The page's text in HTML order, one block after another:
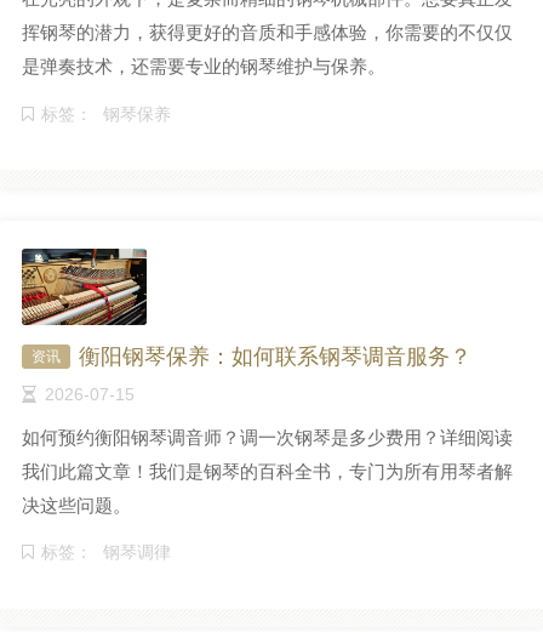
挥钢琴的潜力，获得更好的音质和手感体验，你需要的不仅仅
是弹奏技术，还需要专业的钢琴维护与保养。
标签： 钢琴保养
资讯 衡阳钢琴保养：如何联系钢琴调音服务？
2026-07-15
如何预约衡阳钢琴调音师？调一次钢琴是多少费用？详细阅读
我们此篇文章！我们是钢琴的百科全书，专门为所有用琴者解
决这些问题。
标签： 钢琴调律